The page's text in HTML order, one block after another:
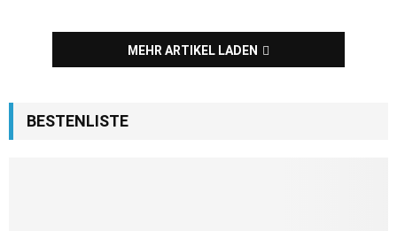
MEHR ARTIKEL LADEN
BESTENLISTE